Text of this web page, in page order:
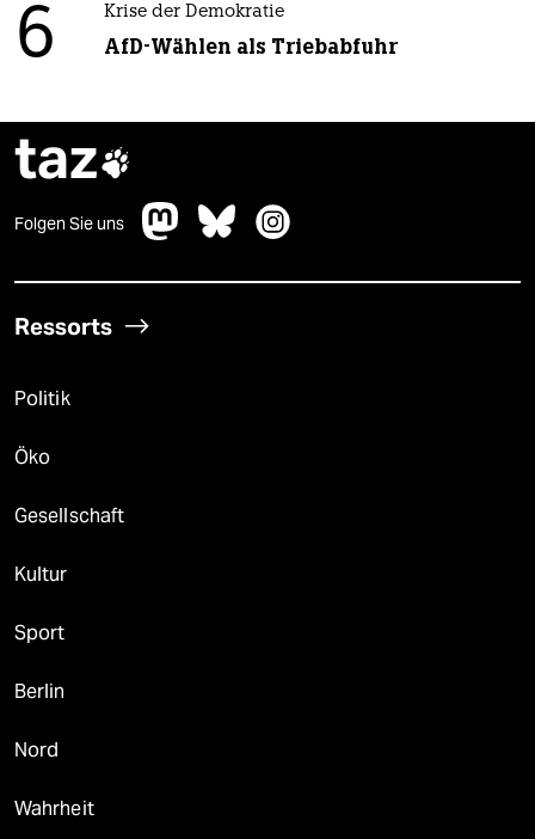
6 Krise der Demokratie
AfD-Wählen als Triebabfuhr
taz
Folgen Sie uns
Ressorts
Politik
Öko
Gesellschaft
Kultur
Sport
Berlin
Nord
Wahrheit